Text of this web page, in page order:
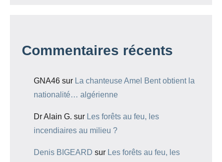
Commentaires récents
GNA46 sur La chanteuse Amel Bent obtient la
nationalité… algérienne
Dr Alain G. sur Les forêts au feu, les
incendiaires au milieu ?
Denis BIGEARD sur Les forêts au feu, les